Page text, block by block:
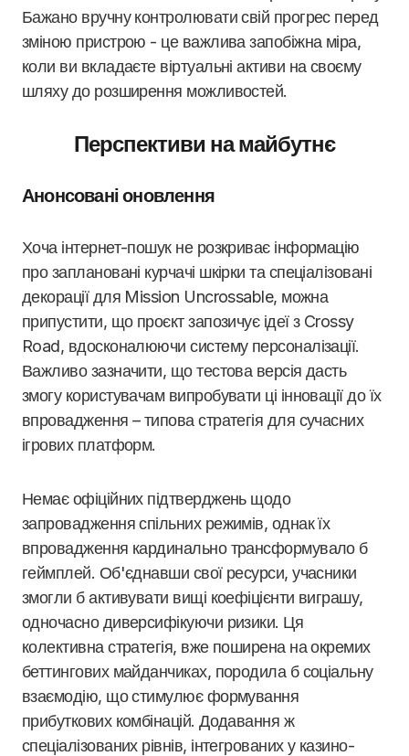
Бажано вручну контролювати свій прогрес перед
зміною пристрою - це важлива запобіжна міра,
коли ви вкладаєте віртуальні активи на своєму
шляху до розширення можливостей.
Перспективи на майбутнє
Анонсовані оновлення
Хоча інтернет-пошук не розкриває інформацію
про заплановані курчачі шкірки та спеціалізовані
декорації для Mission Uncrossable, можна
припустити, що проєкт запозичує ідеї з Crossy
Road, вдосконалюючи систему персоналізації.
Важливо зазначити, що тестова версія дасть
змогу користувачам випробувати ці інновації до їх
впровадження – типова стратегія для сучасних
ігрових платформ.
Немає офіційних підтверджень щодо
запровадження спільних режимів, однак їх
впровадження кардинально трансформувало б
геймплей. Об'єднавши свої ресурси, учасники
змогли б активувати вищі коефіцієнти виграшу,
одночасно диверсифікуючи ризики. Ця
колективна стратегія, вже поширена на окремих
беттингових майданчиках, породила б соціальну
взаємодію, що стимулює формування
прибуткових комбінацій. Додавання ж
спеціалізованих рівнів, інтегрованих у казино-